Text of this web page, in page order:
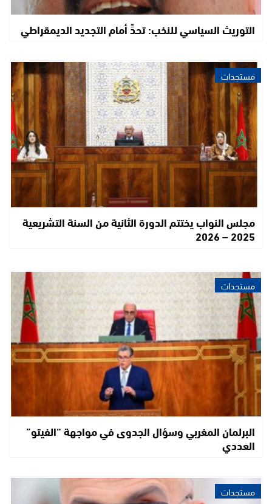
التوريث السياسي للنخب: تحدٍّ أمام التجديد الديمقراطي
مستجدات
مجلس النواب يختتم الدورة الثانية من السنة التشريعية
2025 – 2026
مستجدات
البرلمان المغربي وسؤال الجدوى في مواجهة “الفيتو”
العددي
مستجدات